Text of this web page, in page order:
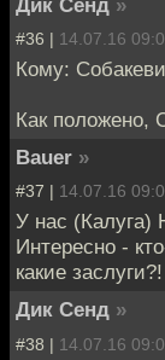
Дик Сенд »
#36 | 14.07.16
Кому:
Как положено,
Bauer »
#37 | 14.07.16
У нас (Калуга)
Интересно -
какие заслуги?!
Дик Сенд »
#38 | 14.07.16